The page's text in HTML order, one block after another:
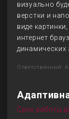
визуально
верстки и
виде
интернет
динамических
Ответственный:
Срок работы